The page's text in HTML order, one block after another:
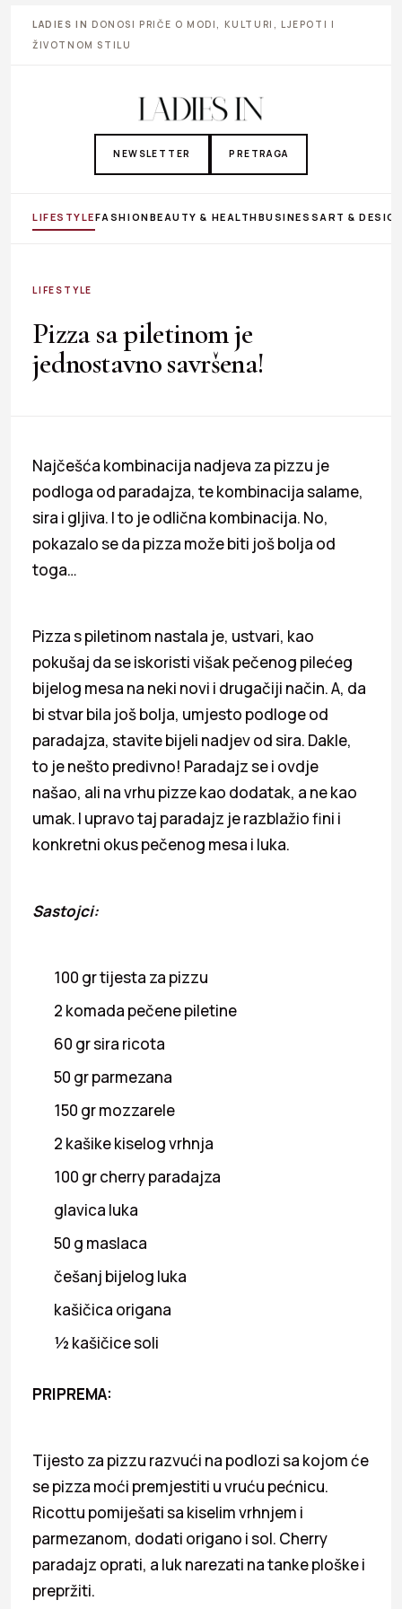
LADIES IN DONOSI PRIČE O MODI, KULTURI, LJEPOTI I
ŽIVOTNOM STILU
NEWSLETTER PRETRAGA
LIFESTYLEFASHIONBEAUTY & HEALTHBUSINESS ART &
LIFESTYLE
Pizza sa piletinom je
jednostavno savršena!
Najčešća kombinacija nadjeva za pizzu je
podloga od paradajza, te kombinacija salame,
sira i gljiva. I to je odlična kombinacija. No,
pokazalo se da pizza može biti još bolja od
toga…
Pizza s piletinom nastala je, ustvari, kao
pokušaj da se iskoristi višak pečenog pilećeg
bijelog mesa na neki novi i drugačiji način. A, da
bi stvar bila još bolja, umjesto podloge od
paradajza, stavite bijeli nadjev od sira. Dakle,
to je nešto predivno! Paradajz se i ovdje
našao, ali na vrhu pizze kao dodatak, a ne kao
umak. I upravo taj paradajz je razblažio fini i
konkretni okus pečenog mesa i luka.
Sastojci:
100 gr tijesta za pizzu
2 komada pečene piletine
60 gr sira ricota
50 gr parmezana
150 gr mozzarele
2 kašike kiselog vrhnja
100 gr cherry paradajza
glavica luka
50 g maslaca
češanj bijelog luka
kašičica origana
½ kašičice soli
PRIPREMA:
Tijesto za pizzu razvući na podlozi sa kojom će
se pizza moći premjestiti u vruću pećnicu.
Ricottu pomiješati sa kiselim vrhnjem i
parmezanom, dodati origano i sol. Cherry
paradajz oprati, a luk narezati na tanke ploške i
prepržiti.